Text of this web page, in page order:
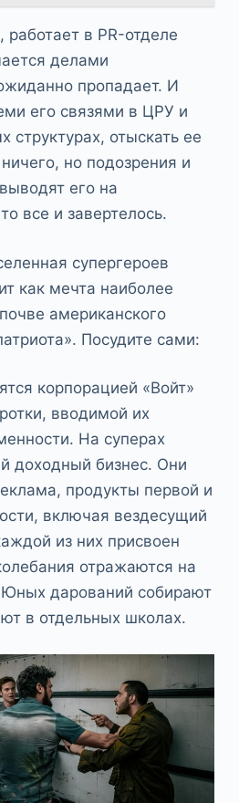
в PR-отделе
делами
пропадает. И
его связями в ЦРУ и
структурах, отыскать ее
но подозрения и
его на
все и завертелось.
супергероев
как мечта наиболее
американского
Посудите сами:
корпорацией «Войт»
вводимой их
На суперах
доходный бизнес. Они
продукты первой и
включая вездесущий
из них присвоен
отражаются на
Юных дарований собирают
в отдельных школах.